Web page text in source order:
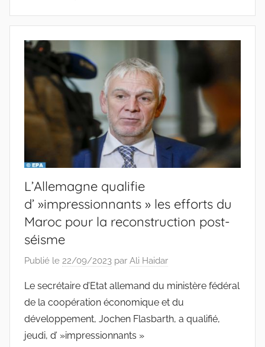
L’Allemagne qualifie
d’ »impressionnants » les efforts du
Maroc pour la reconstruction post-
séisme
Publié le 22/09/2023 par Ali Haidar
Le secrétaire d’Etat allemand du ministère fédéral
de la coopération économique et du
développement, Jochen Flasbarth, a qualifié,
jeudi, d’ »impressionnants »